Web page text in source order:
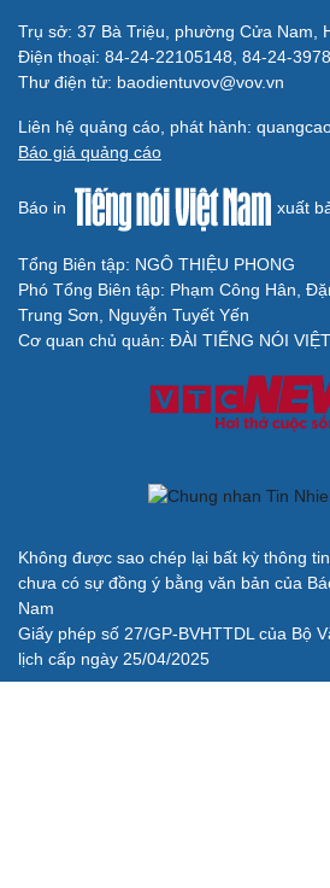
Trụ sở: 37 Bà Triệu, phường Cửa Nam,
Điện thoại: 84-24-22105148, 84-24-
Thư điện tử: baodientuvov@vov.vn
Liên hệ quảng cáo, phát hành:
Báo giá quảng cáo
Báo in xuất
Tổng Biên tập: NGÔ THIỆU PHONG
Phó Tổng Biên tập: Phạm Công Hân,
Trung Sơn, Nguyễn Tuyết Yến
Cơ quan chủ quản: ĐÀI TIẾNG NÓI
Không được sao chép lại bất kỳ thông
chưa có sự đồng ý bằng văn bản của
Nam
Giấy phép số 27/GP-BVHTTDL của Bộ
lịch cấp ngày 25/04/2025